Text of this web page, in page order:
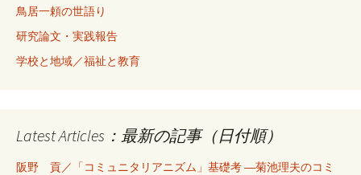
鳥居一頼の世語り
研究論文・実践報告
学校と地域／福祉と教育
Latest Articles：最新の記事（日付順）
阪野 貢／「コミュニタリアニズム」基礎考 ―菊池理夫のコミ